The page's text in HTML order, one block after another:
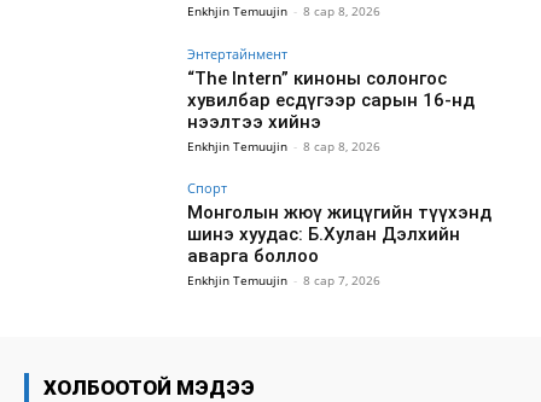
Enkhjin Temuujin - 8 сар 8, 2026
Энтертайнмент
“The Intern” киноны солонгос
хувилбар есдүгээр сарын 16-нд
нээлтээ хийнэ
Enkhjin Temuujin - 8 сар 8, 2026
Спорт
Монголын жюү жицүгийн түүхэнд
шинэ хуудас: Б.Хулан Дэлхийн
аварга боллоо
Enkhjin Temuujin - 8 сар 7, 2026
ХОЛБООТОЙ МЭДЭЭ